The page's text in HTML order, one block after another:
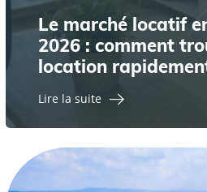
Le marché locatif
2026 : comment
location
Lire la suite